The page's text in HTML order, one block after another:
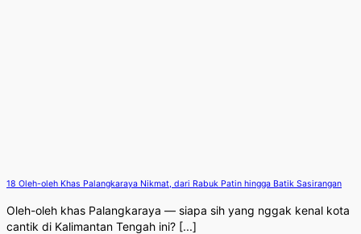
18 Oleh-oleh Khas Palangkaraya Nikmat, dari Rabuk Patin hingga Batik Sasirangan
Oleh-oleh khas Palangkaraya — siapa sih yang nggak kenal kota
cantik di Kalimantan Tengah ini? [...]